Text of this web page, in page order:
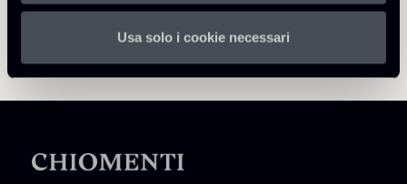
Usa solo i cookie necessari